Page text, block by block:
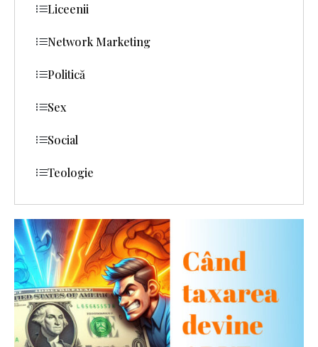
Liceenii
Network Marketing
Politică
Sex
Social
Teologie